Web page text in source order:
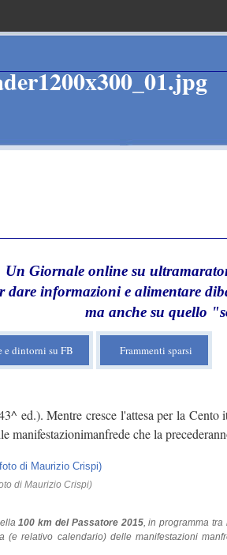
Un Giornale online su
dare informazioni e alimentare
ma anche su quello
e dintorni su FB Frammenti sparsi
ed.). Mentre cresce l'attesa per la Cento
manifestazionimanfrede che la
di Maurizio Crispi)
100 km del Passatore 2015, in programma tra
(e relativo calendario) delle manifestazioni